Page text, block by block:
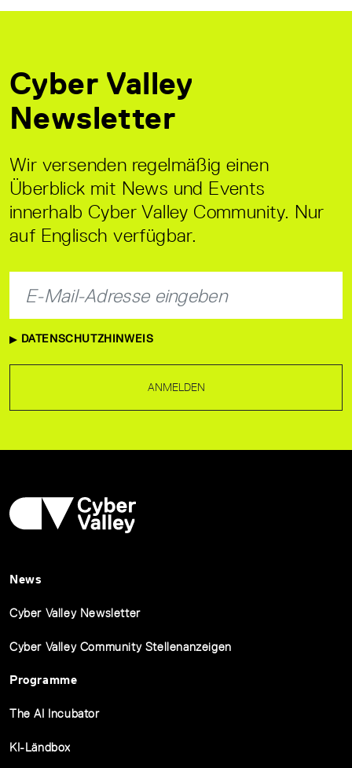
Cyber Valley
Newsletter
Wir versenden regelmäßig einen
Überblick mit News und Events
innerhalb Cyber Valley Community. Nur
auf Englisch verfügbar.
DATENSCHUTZHINWEIS
ANMELDEN
News
Cyber Valley Newsletter
Cyber Valley Community Stellenanzeigen
Programme
The AI Incubator
KI-Ländbox